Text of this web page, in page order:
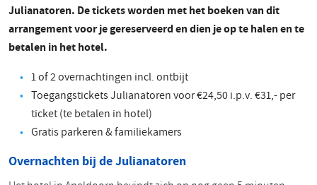
Julianatoren. De tickets worden met het boeken van dit
arrangement voor je gereserveerd en dien je op te halen en te
betalen in het hotel.
1 of 2 overnachtingen incl. ontbijt
Toegangstickets Julianatoren voor €24,50 i.p.v. €31,- per
ticket (te betalen in hotel)
Gratis parkeren & familiekamers
Overnachten bij de Julianatoren